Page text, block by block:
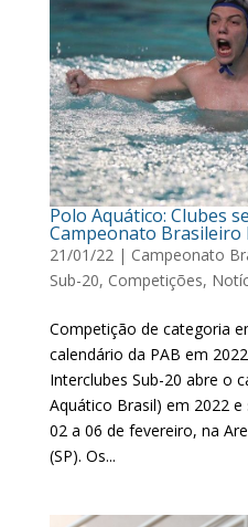
Polo Aquático: Clubes
Campeonato Brasileiro
21/01/22| Campeonato
Sub-20, Competições,
Competição de categoria
calendário da PAB em
Interclubes Sub-20 abre o
Aquático Brasil) em 2022
02 a 06 de fevereiro, na
(SP). Os...